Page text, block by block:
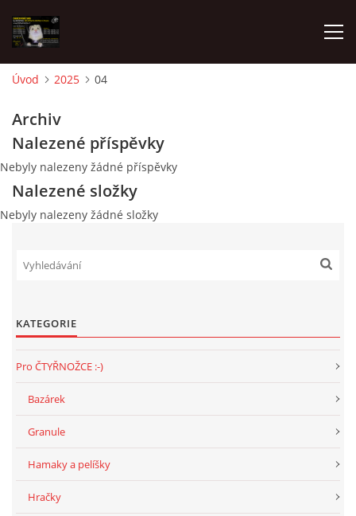
FRETKY V ÚTULKU
DFD - DOMOV FRETČÍCH DŮCHODCŮ
O FRETCE
Úvod 2025 04
Archiv
Nalezené příspěvky
Nebyly nalezeny žádné příspěvky
Nalezené složky
Nebyly nalezeny žádné složky
KATEGORIE
Pro ČTYŘNOŽCE :-)
Bazárek
Granule
Hamaky a pelíšky
Hračky